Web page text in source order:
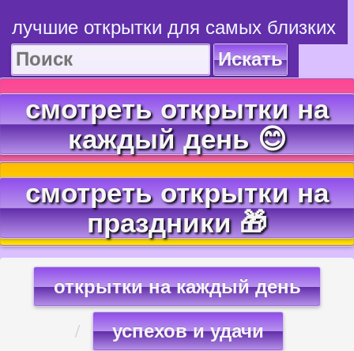
лучшие открытки для самых близких
Искать
смотреть открытки на
каждый день 😊
смотреть открытки на
праздники 🎁
открытки на каждый день
успехов и удачи